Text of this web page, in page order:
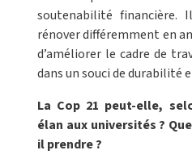
soutenabilité financière.
rénover différemment en
d’améliorer le cadre de
dans un souci de durabilité
La Cop 21 peut-elle,
élan aux universités ?
il prendre ?